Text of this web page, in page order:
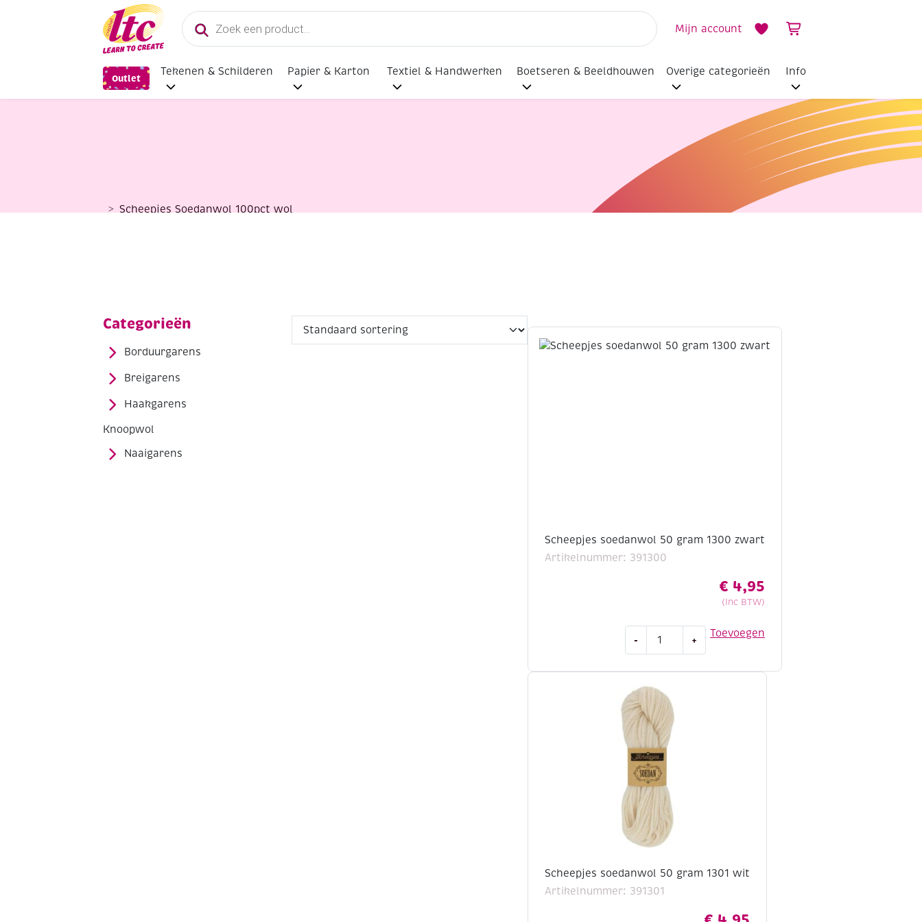
Producten
zoeken
Mijn account
Outlet
Tekenen & Schilderen Papier & Karton Textiel & Handwerken Boetseren & Beeldhouwen Overige categorieën Info
Scheepjes Soedanwol 100pct wol
Categorieën
Borduurgarens
Breigarens
Haakgarens
Knoopwol
Naaigarens
Scheepjes soedanwol 50 gram 1300 zwart
Artikelnummer: 391300
€ 4,95
(Inc BTW)
Toevoegen
-
soedanwol
1300
zwart
aantal
+
Scheepjes soedanwol 50 gram 1301 wit
Artikelnummer: 391301